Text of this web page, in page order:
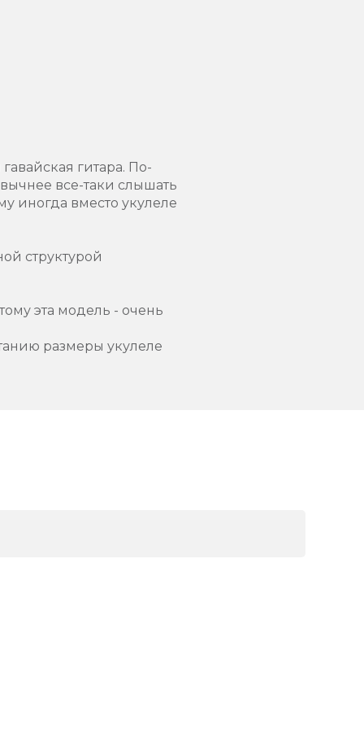
гитара. По-
все-таки слышать
иногда вместо укулеле
структурой
эта модель - очень
размеры укулеле